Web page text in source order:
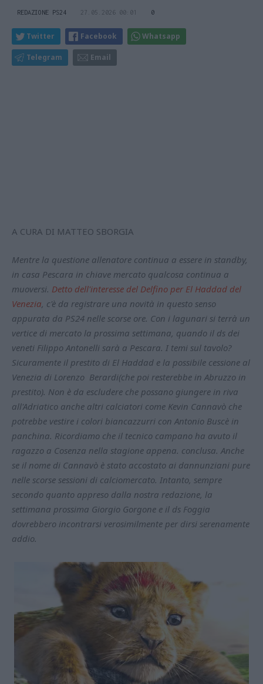
REDAZIONE PS24 27.05.2026 00:01 0
Twitter Facebook Whatsapp
Telegram Email
A CURA DI MATTEO SBORGIA
Mentre la questione allenatore continua a essere in standby,
in casa Pescara in chiave mercato qualcosa continua a
muoversi. Detto dell'interesse del Delfino per El Haddad del
Venezia, c'è da registrare una novità in questo senso
appurata da PS24 nelle scorse ore. Con i lagunari si terrà un
vertice di mercato la prossima settimana, quando il ds dei
veneti Filippo Antonelli sarà a Pescara. I temi sul tavolo?
Sicuramente il prestito di El Haddad e la possibile cessione al
Venezia di Lorenzo Berardi(che poi resterebbe in Abruzzo in
prestito). Non è da escludere che possano giungere in riva
all'Adriatico anche altri calciatori come Kevin Cannavò che
potrebbe vestire i colori biancazzurri con Antonio Buscè in
panchina. Ricordiamo che il tecnico campano ha avuto il
ragazzo a Cosenza nella stagione appena. conclusa. Anche
se il nome di Cannavò è stato accostato ai dannunziani pure
nelle scorse sessioni di calciomercato. Intanto, sempre
secondo quanto appreso dalla nostra redazione, la
settimana prossima Giorgio Gorgone e il ds Foggia
dovrebbero incontrarsi verosimilmente per dirsi serenamente
addio.